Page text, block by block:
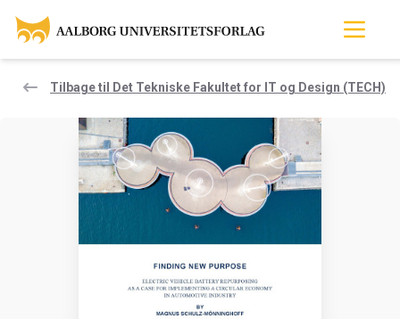
Tilbage til Det Tekniske Fakultet for IT og Design (TECH)